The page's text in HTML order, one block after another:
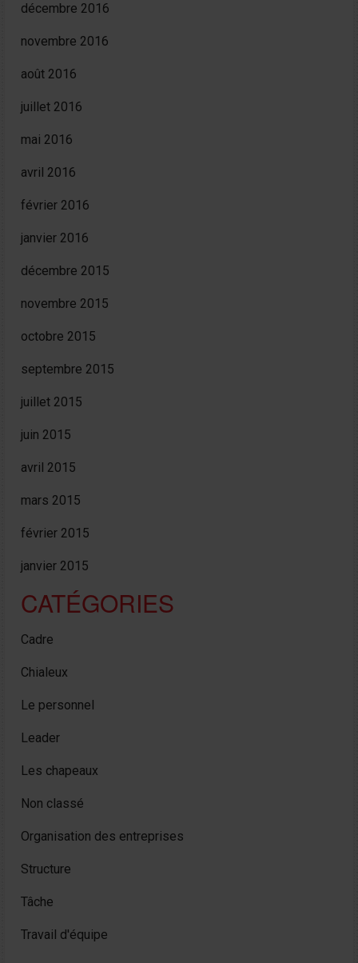
décembre 2016
novembre 2016
août 2016
juillet 2016
mai 2016
avril 2016
février 2016
janvier 2016
décembre 2015
novembre 2015
octobre 2015
septembre 2015
juillet 2015
juin 2015
avril 2015
mars 2015
février 2015
janvier 2015
CATÉGORIES
Cadre
Chialeux
Le personnel
Leader
Les chapeaux
Non classé
Organisation des entreprises
Structure
Tâche
Travail d'équipe